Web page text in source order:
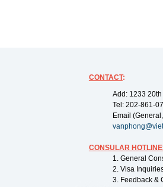
CONTACT:
Add: 1233
Tel: 202-861-
Email
CONSULAR
1. General
2. Visa
3. Feedback &